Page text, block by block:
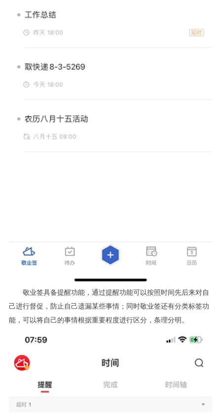
敬业签具备提醒功能，通过提醒功能可以按照时间先后来对自
己进行督促，防止自己遗漏某些事情；同时敬业签还有分类标签功
能，可以将自己的事情根据重要程度进行区分，条理分明。